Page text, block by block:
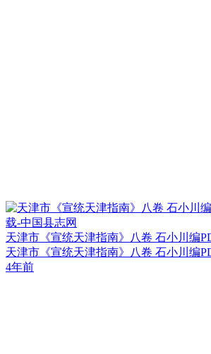
天津市《宣统天津指南》八卷 石小川编
天津市《宣统天津指南》八卷 石小川编
4年前